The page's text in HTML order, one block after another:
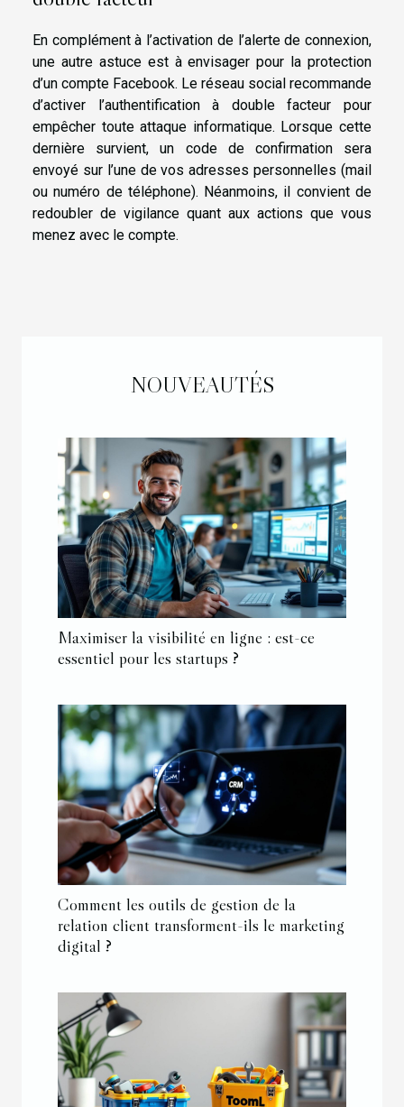
En complément à l’activation de l’alerte de connexion,
une autre astuce est à envisager pour la protection
d’un compte Facebook. Le réseau social recommande
d’activer l’authentification à double facteur pour
empêcher toute attaque informatique. Lorsque cette
dernière survient, un code de confirmation sera
envoyé sur l’une de vos adresses personnelles (mail
ou numéro de téléphone). Néanmoins, il convient de
redoubler de vigilance quant aux actions que vous
menez avec le compte.
NOUVEAUTÉS
Maximiser la visibilité en ligne : est-ce
essentiel pour les startups ?
Comment les outils de gestion de la
relation client transforment-ils le marketing
digital ?